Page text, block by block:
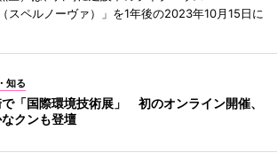
スペルノーヴァ）」を1年後の2023年10月15日に
知る
で「国際環境技術展」 初のオンライン開催、
クンも登壇